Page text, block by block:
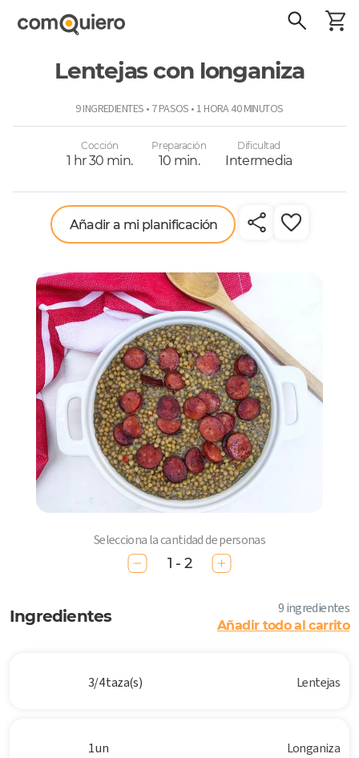
Lentejas con longaniza
9 INGREDIENTES • 7 PASOS • 1 HORA 40 MINUTOS
Cocción
1 hr 30 min.
Preparación
10 min.
Dificultad
Intermedia
Añadir a mi planificación
Selecciona la cantidad de personas
1 - 2
Ingredientes 9 ingredientes
Añadir todo al carrito
3/4 taza(s) Lentejas
1 un Longaniza